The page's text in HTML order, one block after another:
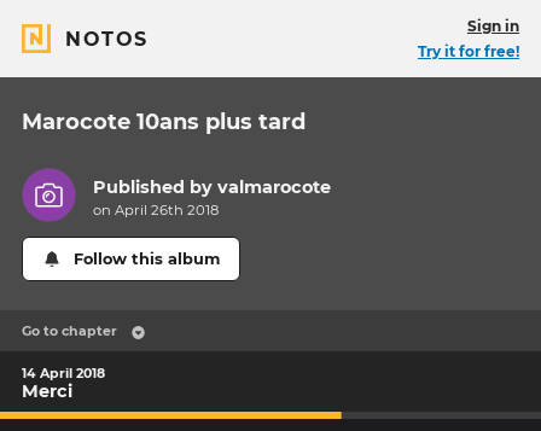
NOTOS
Sign in
Try it for free!
Marocote 10ans plus tard
Published byvalmarocote
on April 26th 2018
Follow this album
Go to chapter
14 April 2018
Merci